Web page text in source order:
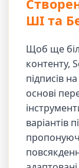
ШІ та
Щоб ще
контенту,
підписів
основі
варіантів